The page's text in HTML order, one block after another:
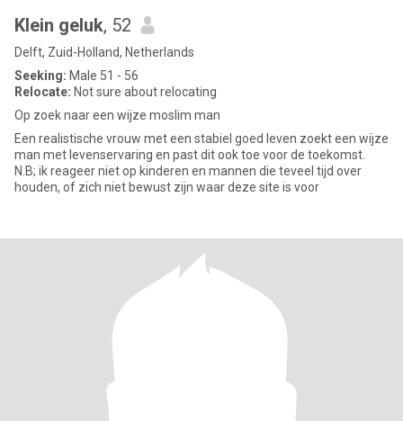
Klein geluk, 52
Delft, Zuid-Holland, Netherlands
Seeking: Male 51 - 56
Relocate: Not sure about relocating
Op zoek naar een wijze moslim man
Een realistische vrouw met een stabiel goed leven zoekt een wijze
man met levenservaring en past dit ook toe voor de toekomst.
N.B; ik reageer niet op kinderen en mannen die teveel tijd over
houden, of zich niet bewust zijn waar deze site is voor